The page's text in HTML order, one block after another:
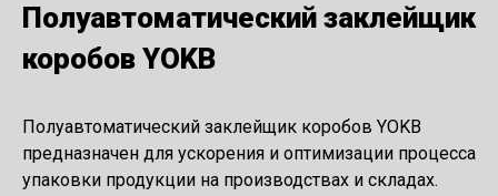
Полуавтоматический заклейщик
коробов YOKB
Полуавтоматический заклейщик коробов YOKB
предназначен для ускорения и оптимизации процесса
упаковки продукции на производствах и складах.